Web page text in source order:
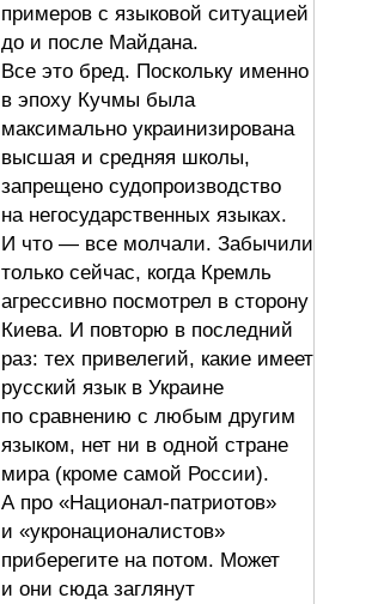
примеров с языковой ситуацией
до и после Майдана.
Все это бред. Поскольку именно
в эпоху Кучмы была
максимально украинизирована
высшая и средняя школы,
запрещено судопроизводство
на негосударственных языках.
И что — все молчали. Забычили
только сейчас, когда Кремль
агрессивно посмотрел в сторону
Киева. И повторю в последний
раз: тех привелегий, какие имеет
русский язык в Украине
по сравнению с любым другим
языком, нет ни в одной стране
мира (кроме самой России).
А про «Национал-патриотов»
и «укронационалистов»
приберегите на потом. Может
и они сюда заглянут